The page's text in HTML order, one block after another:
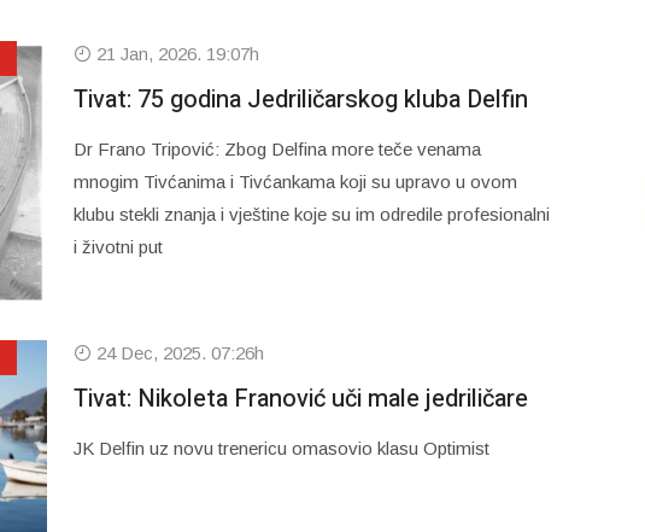
21 Jan, 2026. 19:07h
Tivat: 75 godina Jedriličarskog kluba Delfin
Dr Frano Tripović: Zbog Delfina more teče venama
mnogim Tivćanima i Tivćankama koji su upravo u ovom
klubu stekli znanja i vještine koje su im odredile profesionalni
i životni put
24 Dec, 2025. 07:26h
Tivat: Nikoleta Franović uči male jedriličare
JK Delfin uz novu trenericu omasovio klasu Optimist